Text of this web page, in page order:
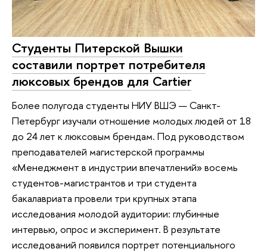
Студенты Питерской Вышки
составили портрет потребителя
люксовых брендов для Cartier
Более полугода студенты НИУ ВШЭ — Санкт-
Петербург изучали отношение молодых людей от 18
до 24 лет к люксовым брендам. Под руководством
преподавателей магистерской программы
«Менеджмент в индустрии впечатлений» восемь
студентов-магистрантов и три студента
бакалавриата провели три крупных этапа
исследования молодой аудитории: глубинные
интервью, опрос и эксперимент. В результате
исследований появился портрет потенциального